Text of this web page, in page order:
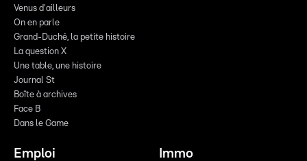
Venus d'ailleurs
On en parle
Grand-Duché, la petite histoire
La question X
Une table, une histoire
Journal St
Boîte à archives
Face B
Dans le Game
Emploi Immo